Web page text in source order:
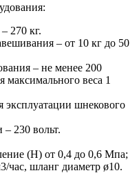
270 кг.
– от 10 кг до 50
– не менее 200
максимального веса 1
эксплуатации шнекового
– 230 вольт.
(H) от 0,4 до 0,6 Мпа;
час, шланг диаметр ø10.